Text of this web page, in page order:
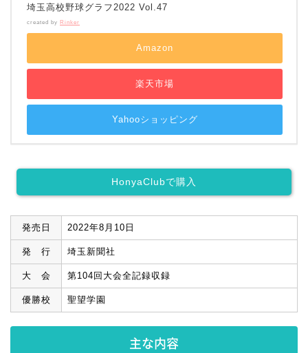
埼玉高校野球グラフ2022 Vol.47
created by Rinker
Amazon
楽天市場
Yahooショッピング
HonyaClubで購入
発売日 2022年8月10日
発 行 埼玉新聞社
大 会 第104回大会全記録収録
優勝校 聖望学園
主な内容